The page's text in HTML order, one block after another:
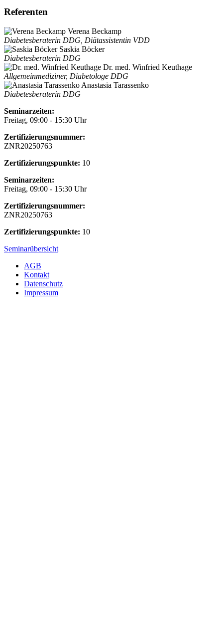
Referenten
Verena Beckamp
Diabetesberaterin DDG, Diätassistentin VDD
Saskia Böcker
Diabetesberaterin DDG
Dr. med. Winfried Keuthage
Allgemeinmediziner, Diabetologe DDG
Anastasia Tarassenko
Diabetesberaterin DDG
Seminarzeiten:
Freitag, 09:00 - 15:30 Uhr
Zertifizierungsnummer:
ZNR20250763
Zertifizierungspunkte: 10
Seminarzeiten:
Freitag, 09:00 - 15:30 Uhr
Zertifizierungsnummer:
ZNR20250763
Zertifizierungspunkte: 10
Seminarübersicht
AGB
Kontakt
Datenschutz
Impressum